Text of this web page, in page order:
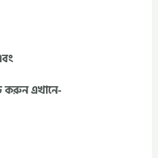
করুন এখানে-